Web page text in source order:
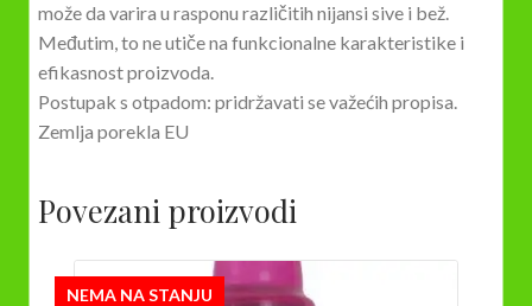
može da varira u rasponu različitih nijansi sive i bež.
Međutim, to ne utiče na funkcionalne karakteristike i
efikasnost proizvoda.
Postupak s otpadom: pridržavati se važećih propisa.
Zemlja porekla EU
Povezani proizvodi
NEMA NA STANJU